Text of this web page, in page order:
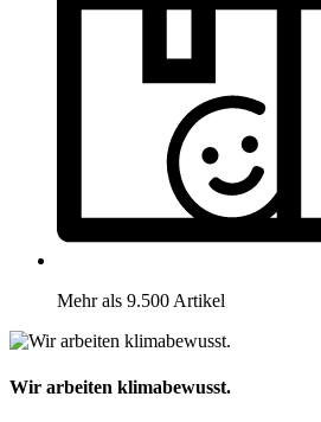
Mehr als 9.500 Artikel
Wir arbeiten klimabewusst.